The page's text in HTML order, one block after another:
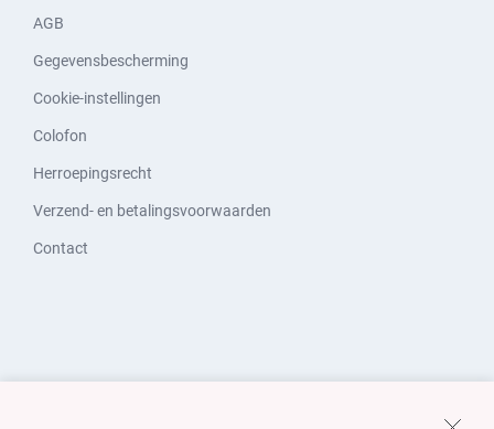
AGB
Gegevensbescherming
Cookie-instellingen
Colofon
Herroepingsrecht
Verzend- en betalingsvoorwaarden
Contact